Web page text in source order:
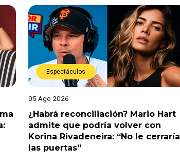
Espectáculos
05 Ago 2026
¿Habrá reconciliación? Mario Hart
admite que podría volver con
Korina Rivadeneira: “No le cerraría
las puertas”